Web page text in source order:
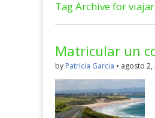
Tag Archive for
Matricular un
by Patricia Garcia • agosto 2,